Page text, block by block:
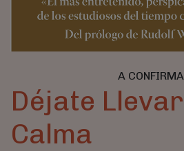
A
Déjate
Calma